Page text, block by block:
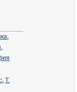
,
,
, Т.